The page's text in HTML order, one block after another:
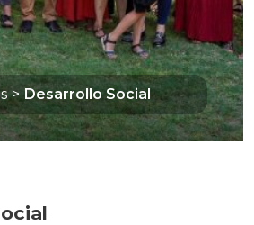
> Desarrollo Social